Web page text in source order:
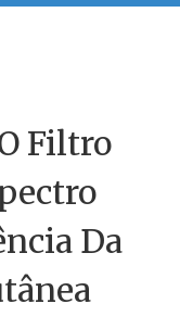
Filtro
Da